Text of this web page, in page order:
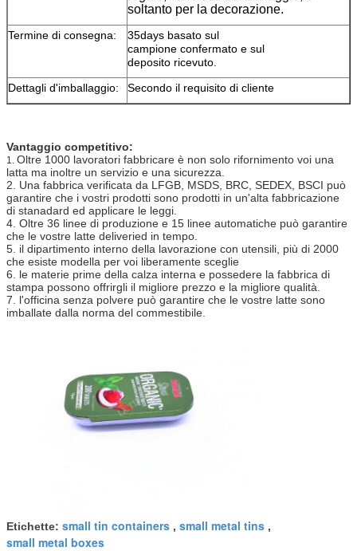
soltanto per la decorazione.
Termine di consegna:
35days basato sul
campione confermato e sul
deposito ricevuto.
Dettagli d'imballaggio:
Secondo il requisito di cliente
Vantaggio competitivo:
1. Oltre 1000 lavoratori fabbricare è non solo rifornimento voi una
latta ma inoltre un servizio e una sicurezza.
2. Una fabbrica verificata da LFGB, MSDS, BRC, SEDEX, BSCI può
garantire che i vostri prodotti sono prodotti in un'alta fabbricazione
di stanadard ed applicare le leggi.
4. Oltre 36 linee di produzione e 15 linee automatiche può garantire
che le vostre latte deliveried in tempo.
5. il dipartimento interno della lavorazione con utensili, più di 2000
che esiste modella per voi liberamente sceglie
6. le materie prime della calza interna e possedere la fabbrica di
stampa possono offrirgli il migliore prezzo e la migliore qualità.
7. l'officina senza polvere può garantire che le vostre latte sono
imballate dalla norma del commestibile.
Etichette: small tin containers , small metal tins ,
small metal boxes